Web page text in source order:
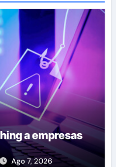
a empresas
Ago 7, 2026